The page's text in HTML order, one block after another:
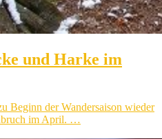
und Harke im
Beginn der Wandersaison wieder
im April. …